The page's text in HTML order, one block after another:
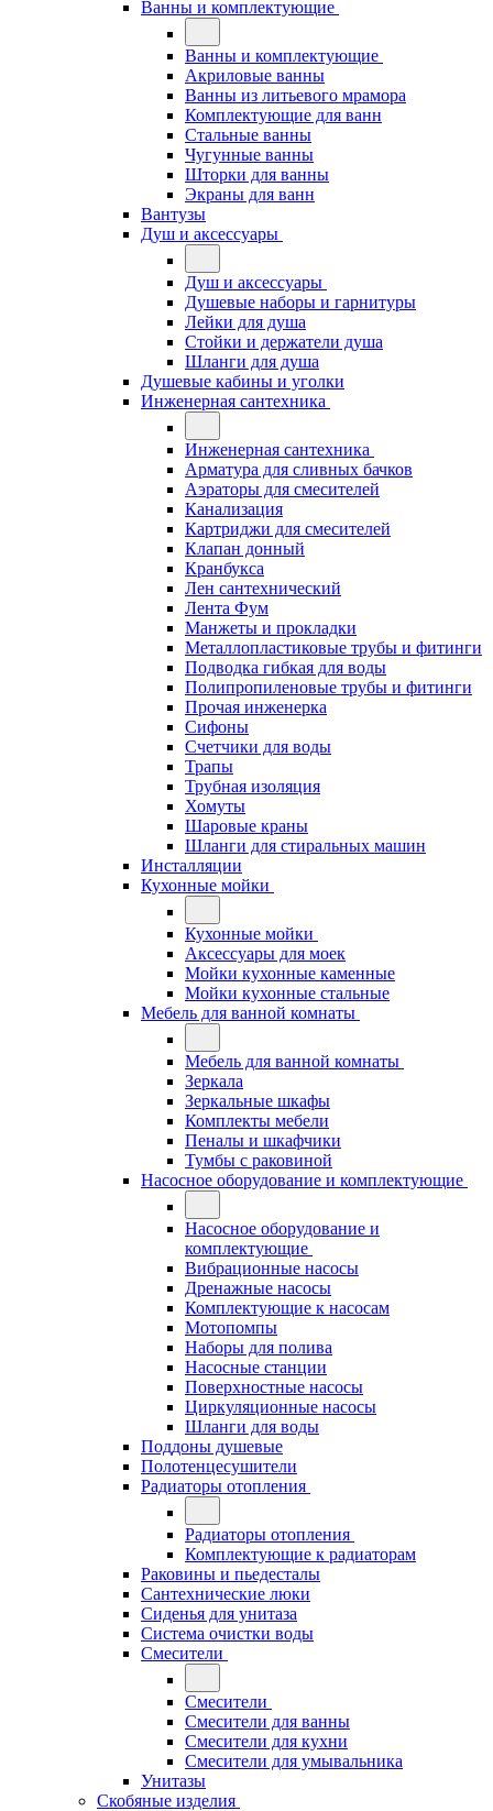
Ванны и комплектующие
Ванны и комплектующие
Акриловые ванны
Ванны из литьевого мрамора
Комплектующие для ванн
Стальные ванны
Чугунные ванны
Шторки для ванны
Экраны для ванн
Вантузы
Душ и аксессуары
Душ и аксессуары
Душевые наборы и гарнитуры
Лейки для душа
Стойки и держатели душа
Шланги для душа
Душевые кабины и уголки
Инженерная сантехника
Инженерная сантехника
Арматура для сливных бачков
Аэраторы для смесителей
Канализация
Картриджи для смесителей
Клапан донный
Кранбукса
Лен сантехнический
Лента Фум
Манжеты и прокладки
Металлопластиковые трубы и фитинги
Подводка гибкая для воды
Полипропиленовые трубы и фитинги
Прочая инженерка
Сифоны
Счетчики для воды
Трапы
Трубная изоляция
Хомуты
Шаровые краны
Шланги для стиральных машин
Инсталляции
Кухонные мойки
Кухонные мойки
Аксессуары для моек
Мойки кухонные каменные
Мойки кухонные стальные
Мебель для ванной комнаты
Мебель для ванной комнаты
Зеркала
Зеркальные шкафы
Комплекты мебели
Пеналы и шкафчики
Тумбы с раковиной
Насосное оборудование и комплектующие
Насосное оборудование и
комплектующие
Вибрационные насосы
Дренажные насосы
Комплектующие к насосам
Мотопомпы
Наборы для полива
Насосные станции
Поверхностные насосы
Циркуляционные насосы
Шланги для воды
Поддоны душевые
Полотенцесушители
Радиаторы отопления
Радиаторы отопления
Комплектующие к радиаторам
Раковины и пьедесталы
Сантехнические люки
Сиденья для унитаза
Система очистки воды
Смесители
Смесители
Смесители для ванны
Смесители для кухни
Смесители для умывальника
Унитазы
Скобяные изделия